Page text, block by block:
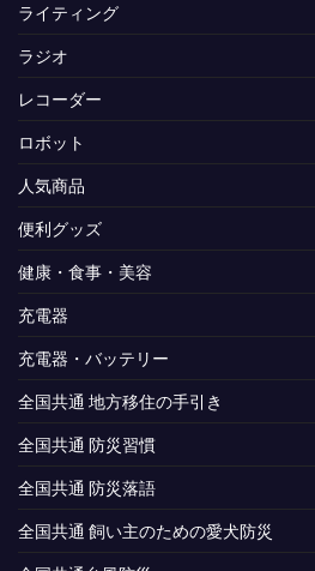
ライティング
ラジオ
レコーダー
ロボット
人気商品
便利グッズ
健康・食事・美容
充電器
充電器・バッテリー
全国共通 地方移住の手引き
全国共通 防災習慣
全国共通 防災落語
全国共通 飼い主のための愛犬防災